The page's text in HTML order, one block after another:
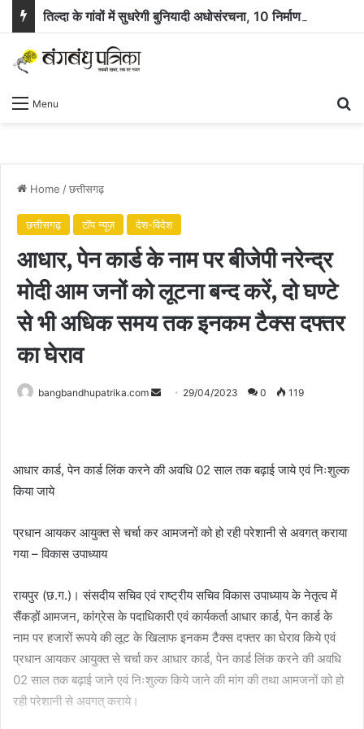
Menu
Home /छत्तीसगढ़
छत्तीसगढ़ टॉप न्यूज़ देश-विदेश
आधार, पेन कार्ड के नाम पर बीजेपी नरेन्द्र
मोदी आम जनों को लूटना बन्द करें, दो घण्टे
से भी अधिक समय तक इनकम टैक्स दफ्तर
का घेराव
bangbandhupatrika.com
Send 29/04/2023 0 119
आधार कार्ड, पेन कार्ड लिंक करने की अवधि 02 साल तक बढ़ाई जाये एवं निःशुल्क
किया जाये
प्रधान आयकर आयुक्त से चर्चा कर आमजनों को हो रही परेशानी से अवगत् कराया
गया – विकास उपाध्याय
रायपुर (छ.ग.)। संसदीय सचिव एवं राष्ट्रीय सचिव विकास उपाध्याय के नेतृत्व में
सैंकड़ों आमजन, कांग्रेस के पदाधिकारी एवं कार्यकर्ता आधार कार्ड, पेन कार्ड के
नाम पर हजारों रूपये की लूट के खिलाफ इनकम टैक्स दफ्तर का घेराव किये एवं
प्रधान आयकर आयुक्त से चर्चा कर आधार कार्ड, पेन कार्ड लिंक करने की अवधि
02 साल तक बढ़ाई जाने एवं निःशुल्क किये जाने की मांग की तथा आमजनों को हो
रही परेशानी से अवगत् कराये।